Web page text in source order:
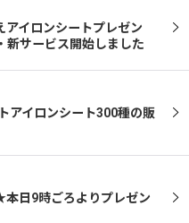
アイロンシートプレゼン
新サービス開始しました
アイロンシート300種の販
日9時ごろよりプレゼン